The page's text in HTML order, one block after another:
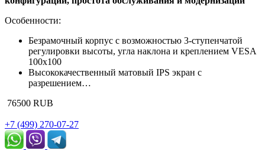
Особенности:
Безрамочный корпус с возможностью 3-ступенчатой
регулировки высоты, угла наклона и креплением VESA
100х100
Высококачественный матовый IPS экран с
разрешением…
76500 RUB
+7 (499) 270-07-27